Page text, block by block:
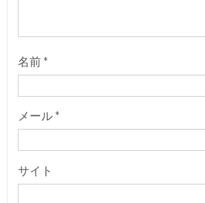
名前 *
メール *
サイト